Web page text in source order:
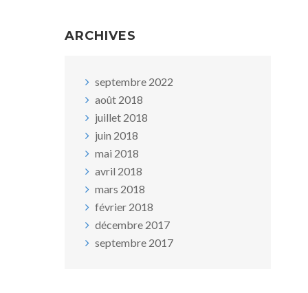
ARCHIVES
septembre 2022
août 2018
juillet 2018
juin 2018
mai 2018
avril 2018
mars 2018
février 2018
décembre 2017
septembre 2017